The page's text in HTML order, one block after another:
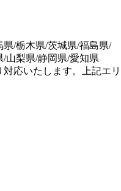
/栃木県/茨城県/福島県/
山梨県/静岡県/愛知県
応いたします。上記エリ